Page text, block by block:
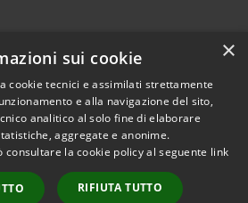
Gandino • Powered by
Municipium•Accesso
redazione
×
sui cookie
cookie tecnici e assimilati strettamente
e alla navigazione del sito,
analitico al solo fine di elaborare
aggregate e anonime.
consultare la cookie policy al seguente link
RIFIUTA TUTTO